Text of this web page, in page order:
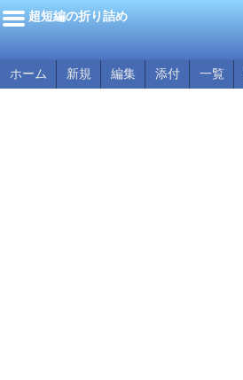
超短編の折り詰め
ホーム 新規 編集 添付 一覧